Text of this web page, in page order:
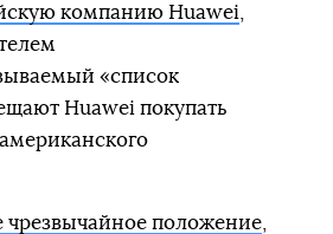
компанию Huawei
«список
Huawei покупать
чрезвычайное положение,